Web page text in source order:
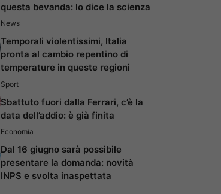
questa bevanda: lo dice la scienza
News
Temporali violentissimi, Italia
pronta al cambio repentino di
temperature in queste regioni
Sport
Sbattuto fuori dalla Ferrari, c’è la
data dell’addio: è già finita
Economia
Dal 16 giugno sarà possibile
presentare la domanda: novità
INPS e svolta inaspettata